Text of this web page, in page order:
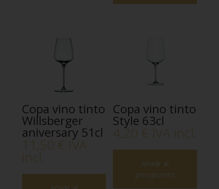
Copa vino tinto
Willsberger
aniversary 51cl
11,50 € IVA
incl.
Copa vino tinto
Style 63cl
4,20 € IVA incl.
Añadir al
presupuesto